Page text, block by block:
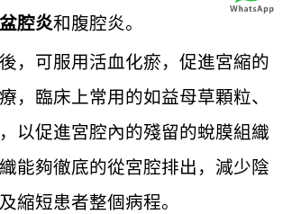
盆腔炎和腹腔炎。
，可服用活血化瘀，促進宮縮的
，臨床上常用的如益母草顆粒、
以促進宮腔內的殘留的蛻膜組織
能夠徹底的從宮腔排出，減少陰
縮短患者整個病程。